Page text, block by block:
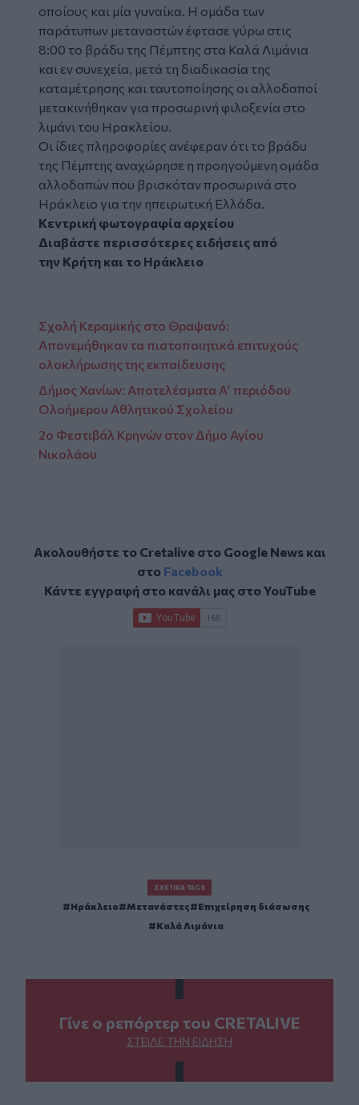
οποίους και μία γυναίκα. Η ομάδα των
παράτυπων μεταναστών έφτασε γύρω στις
8:00 το βράδυ της Πέμπτης στα Καλά Λιμάνια
και εν συνεχεία, μετά τη διαδικασία της
καταμέτρησης και ταυτοποίησης οι αλλοδαποί
μετακινήθηκαν για προσωρινή φιλοξενία στο
λιμάνι του Ηρακλείου.
Οι ίδιες πληροφορίες ανέφεραν ότι το βράδυ
της Πέμπτης αναχώρησε η προηγούμενη ομάδα
αλλοδαπών που βρισκόταν προσωρινά στο
Ηράκλειο για την ηπειρωτική Ελλάδα.
Κεντρική φωτογραφία αρχείου
Διαβάστε περισσότερες ειδήσεις από
την Κρήτη και το Ηράκλειο
Σχολή Κεραμικής στο Θραψανό:
Απονεμήθηκαν τα πιστοποιητικά επιτυχούς
ολοκλήρωσης της εκπαίδευσης
Δήμος Χανίων: Αποτελέσματα Α’ περιόδου
Ολοήμερου Αθλητικού Σχολείου
2ο Φεστιβάλ Κρηνών στον Δήμο Αγίου
Νικολάου
Ακολουθήστε το Cretalive στο Google Newsκαι
στο Facebook
Κάντε εγγραφή στο κανάλι μας στοYouTube
ΣΧΕΤΙΚΆ TAGS
Ηράκλειο Μετανάστες
Επιχείρηση διάσωσης
Καλά Λιμάνια
Γίνε ο ρεπόρτερ του CRETALIVE
ΣΤΕΊΛΕ ΤΗΝ ΕΊΔΗΣΗ